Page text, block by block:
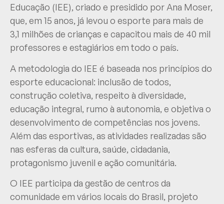
Educação (IEE), criado e presidido por Ana Moser,
que, em 15 anos, já levou o esporte para mais de
3,1 milhões de crianças e capacitou mais de 40 mil
professores e estagiários em todo o país.
A metodologia do IEE é baseada nos princípios do
esporte educacional: inclusão de todos,
construção coletiva, respeito à diversidade,
educação integral, rumo à autonomia, e objetiva o
desenvolvimento de competências nos jovens.
Além das esportivas, as atividades realizadas são
nas esferas da cultura, saúde, cidadania,
protagonismo juvenil e ação comunitária.
O IEE participa da gestão de centros da
comunidade em vários locais do Brasil, projeto